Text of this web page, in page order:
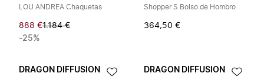
LOU ANDREA Chaquetas
888 €1.184 €
-25%
Shopper S Bolso de Hombro
364,50 €
DRAGON DIFFUSION DRAGON DIFFUSION